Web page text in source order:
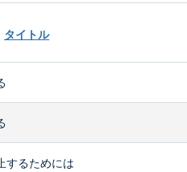
タイトル
するためには